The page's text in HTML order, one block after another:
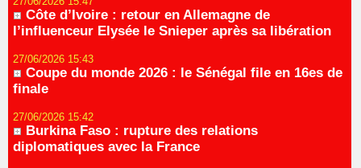
Côte d’Ivoire : retour en Allemagne de
l’influenceur Elysée le Snieper après sa libération
27/06/2026 15:43
Coupe du monde 2026 : le Sénégal file en 16es de
finale
27/06/2026 15:42
Burkina Faso : rupture des relations
diplomatiques avec la France